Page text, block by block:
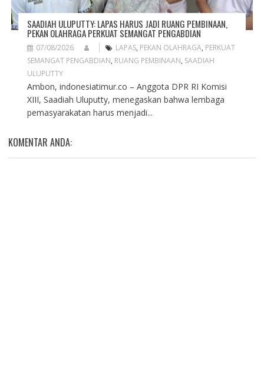
SAADIAH ULUPUTTY: LAPAS HARUS JADI RUANG PEMBINAAN,
PEKAN OLAHRAGA PERKUAT SEMANGAT PENGABDIAN
07/08/2026 LAPAS, PEKAN OLAHRAGA, PERKUAT
SEMANGAT PENGABDIAN, RUANG PEMBINAAN, SAADIAH
ULUPUTTY
Ambon, indonesiatimur.co – Anggota DPR RI Komisi
XIII, Saadiah Uluputty, menegaskan bahwa lembaga
pemasyarakatan harus menjadi...
KOMENTAR ANDA: